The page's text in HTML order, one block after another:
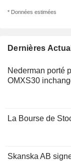
Dernières
Nederman porté
OMXS30
La Bourse de
Skanska AB
* Données estimées